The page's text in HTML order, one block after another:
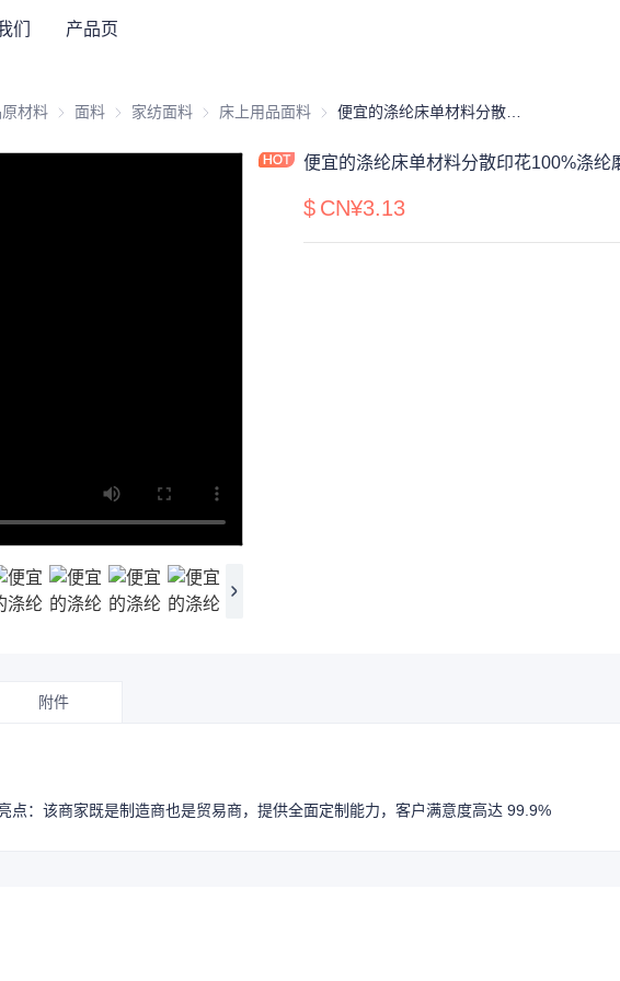
们 产品页
材料 面料与纺织品原材料
面料 面料家纺面料 家纺面料
床上用品面料 床上用品面料
便宜的涤纶床单材料分散印花100%涤纶
$ CN¥3.13
附件
点：该商家既是制造商也是贸易商，提供全面定制能力，客户满意度高达 99.9%